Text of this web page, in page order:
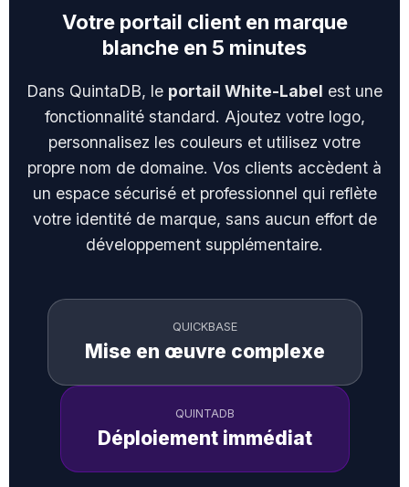
Votre portail client en marque
blanche en 5 minutes
Dans QuintaDB, le portail White-Label est une
fonctionnalité standard. Ajoutez votre logo,
personnalisez les couleurs et utilisez votre
propre nom de domaine. Vos clients accèdent à
un espace sécurisé et professionnel qui reflète
votre identité de marque, sans aucun effort de
développement supplémentaire.
QUICKBASE
Mise en œuvre complexe
QUINTADB
Déploiement immédiat